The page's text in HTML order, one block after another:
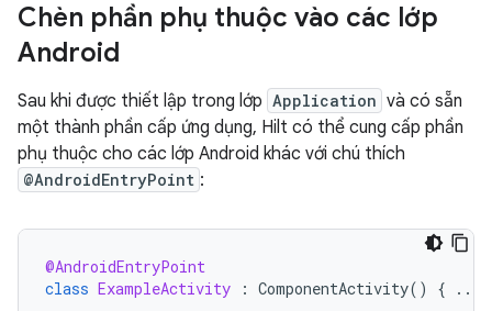
Chèn phần phụ thuộc vào các lớp
Android
Sau khi được thiết lập trong lớp Application và có sẵn
một thành phần cấp ứng dụng, Hilt có thể cung cấp phần
phụ thuộc cho các lớp Android khác với chú thích
@AndroidEntryPoint :
@AndroidEntryPoint
class ExampleActivity : ComponentActivity() { ...